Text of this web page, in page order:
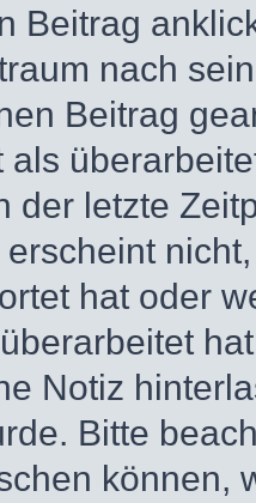
Beitrag
nach
Beitrag
als
der letzte
hat oder
Notiz
Bitte
können,